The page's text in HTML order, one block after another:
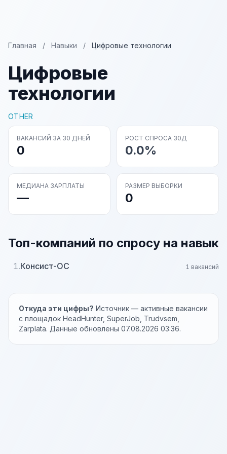
Главная / Навыки / Цифровые технологии
Цифровые
технологии
OTHER
ВАКАНСИЙ ЗА 30 ДНЕЙ
0
РОСТ СПРОСА 30Д
0.0%
МЕДИАНА ЗАРПЛАТЫ
—
РАЗМЕР ВЫБОРКИ
0
Топ-компаний по спросу на навык
1.Консист-ОС 1 вакансий
Откуда эти цифры? Источник — активные вакансии
с площадок HeadHunter, SuperJob, Trudvsem,
Zarplata. Данные обновлены 07.08.2026 03:36.